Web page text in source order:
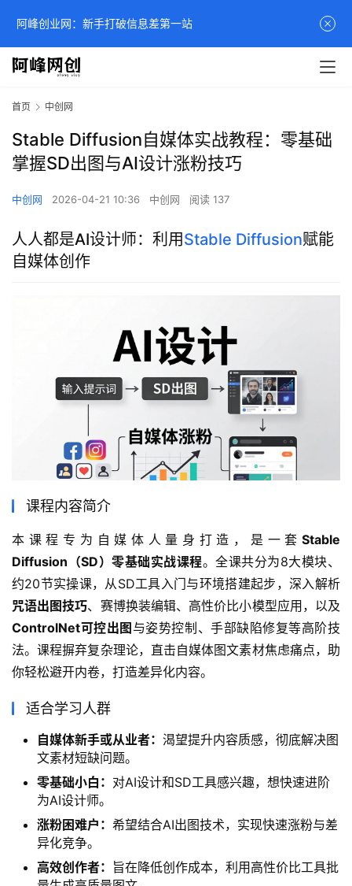
首页 中创网
Stable Diffusion自媒体实战教程：零基础
掌握SD出图与AI设计涨粉技巧
中创网 2026-04-21 10:36 中创网 阅读 137
人人都是AI设计师：利用Stable Diffusion赋能
自媒体创作
课程内容简介
本课程专为自媒体人量身打造，是一套 Stable
Diffusion（SD）零基础实战课程。全课共分为8大模块、
约20节实操课，从SD工具入门与环境搭建起步，深入解析
咒语出图技巧、赛博换装编辑、高性价比小模型应用，以及
ControlNet可控出图 与姿势控制、手部缺陷修复等高阶技
法。课程摒弃复杂理论，直击自媒体图文素材焦虑痛点，助
你轻松避开内卷，打造差异化内容。
适合学习人群
自媒体新手或从业者： 渴望提升内容质感，彻底解决图
文素材短缺问题。
零基础小白： 对AI设计和SD工具感兴趣，想快速进阶
为AI设计师。
涨粉困难户： 希望结合AI出图技术，实现快速涨粉与差
异化竞争。
高效创作者： 旨在降低创作成本，利用高性价比工具批
阿峰创业网：新手打破信息差第一站